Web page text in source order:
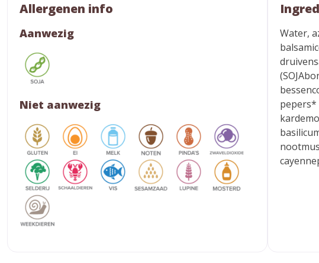
Allergenen info
Aanwezig
Niet aanwezig
Water,
pepers*